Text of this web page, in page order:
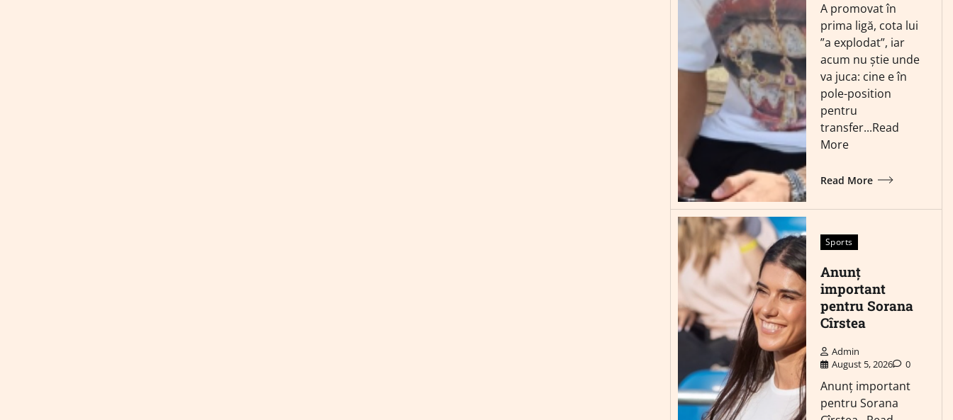
A promovat în
prima ligă, cota lui
”a explodat”, iar
acum nu știe unde
va juca: cine e în
pole-position
pentru
transfer...Read
More
Read More
Sports
Anunț
important
pentru Sorana
Cîrstea
Admin
August 5, 2026
0
Anunț important
pentru Sorana